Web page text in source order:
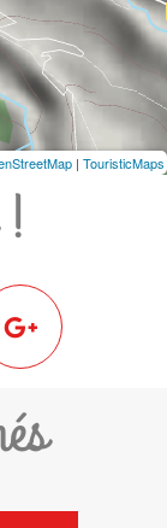
| TouristicMaps